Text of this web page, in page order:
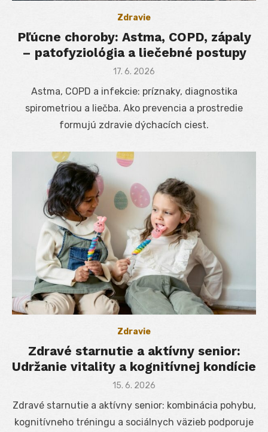
Zdravie
Pľúcne choroby: Astma, COPD, zápaly
– patofyziológia a liečebné postupy
Posted
17. 6. 2026
Astma, COPD a infekcie: príznaky, diagnostika
spirometriou a liečba. Ako prevencia a prostredie
formujú zdravie dýchacích ciest.
Zdravie
Zdravé starnutie a aktívny senior:
Udržanie vitality a kognitívnej kondície
Posted
15. 6. 2026
Zdravé starnutie a aktívny senior: kombinácia pohybu,
kognitívneho tréningu a sociálnych väzieb podporuje